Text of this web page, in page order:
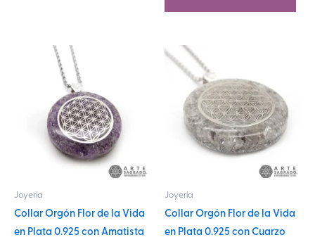
Joyería
Collar Orgón Flor de la Vida
en Plata 0.925 con Amatista
múltiples
variantes.
Las
opciones
elegir
en
Joyería
Collar Orgón Flor de la Vida
en Plata 0.925 con Cuarzo
tiene
múltiples
variantes.
Las
opciones
elegir
en